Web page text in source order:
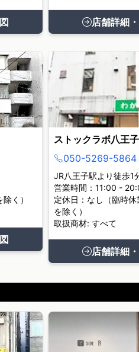
店舗詳細
く）
ストックラボ八王
050-5269-5864
JR八王子駅より徒歩1
営業時間：11:00 -
定休日：なし（臨時
を除く）
取扱商材: すべて
店舗詳細